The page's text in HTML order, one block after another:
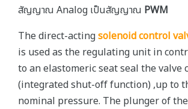
สัญญาณ Analog เป็นสัญญาณ PWM
The direct-actingsolenoid control
is used as the regulating unit in
to an elastomeric seat seal the valve
(integrated shut-off function) ,up to
nominal pressure. The plunger of